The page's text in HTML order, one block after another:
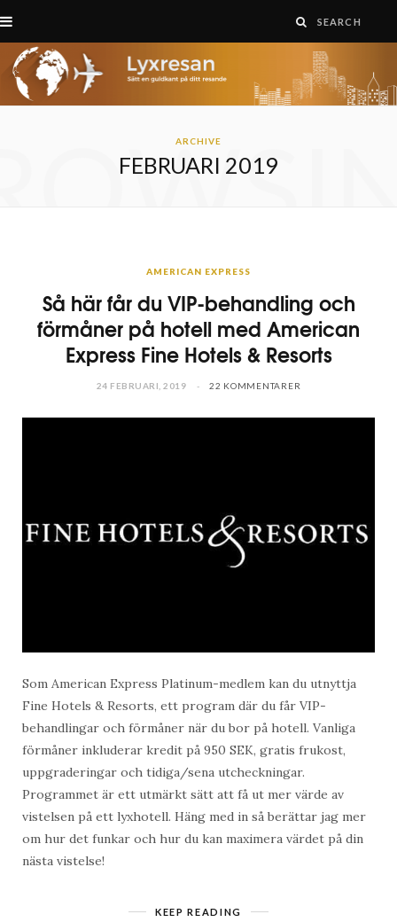
ARCHIVE
FEBRUARI 2019
AMERICAN EXPRESS
Så här får du VIP-behandling och
förmåner på hotell med American
Express Fine Hotels & Resorts
24 FEBRUARI, 2019 22 KOMMENTARER
Som American Express Platinum-medlem kan du utnyttja
Fine Hotels & Resorts, ett program där du får VIP-
behandlingar och förmåner när du bor på hotell. Vanliga
förmåner inkluderar kredit på 950 SEK, gratis frukost,
uppgraderingar och tidiga/sena utcheckningar.
Programmet är ett utmärkt sätt att få ut mer värde av
vistelsen på ett lyxhotell. Häng med in så berättar jag mer
om hur det funkar och hur du kan maximera värdet på din
nästa vistelse!
KEEP READING